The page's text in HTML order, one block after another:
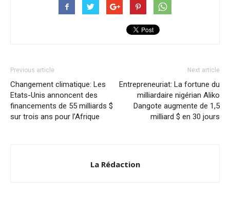
Previous article
Changement climatique: Les
Etats-Unis annoncent des
financements de 55 milliards $
sur trois ans pour l’Afrique
Next article
Entrepreneuriat: La fortune du
milliardaire nigérian Aliko
Dangote augmente de 1,5
milliard $ en 30 jours
La Rédaction